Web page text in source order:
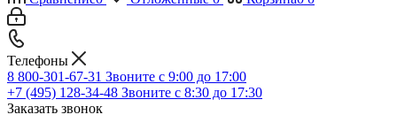
Телефоны
8 800-301-67-31 Звоните с 9:00 до 17:00
+7 (495) 128-34-48 Звоните с 8:30 до 17:30
Заказать звонок